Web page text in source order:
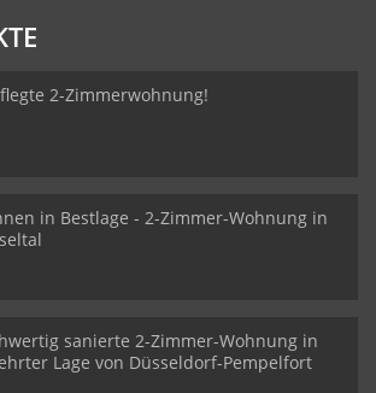
2-Zimmerwohnung!
in Bestlage - 2-Zimmer-Wohnung in
sanierte 2-Zimmer-Wohnung in
Lage von Düsseldorf-Pempelfort